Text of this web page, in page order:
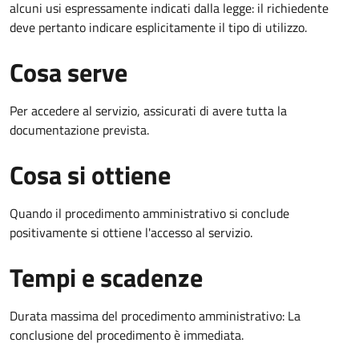
alcuni usi espressamente indicati dalla legge: il richiedente
deve pertanto indicare esplicitamente il tipo di utilizzo.
Cosa serve
Per accedere al servizio, assicurati di avere tutta la
documentazione prevista.
Cosa si ottiene
Quando il procedimento amministrativo si conclude
positivamente si ottiene l'accesso al servizio.
Tempi e scadenze
Durata massima del procedimento amministrativo: La
conclusione del procedimento è immediata.